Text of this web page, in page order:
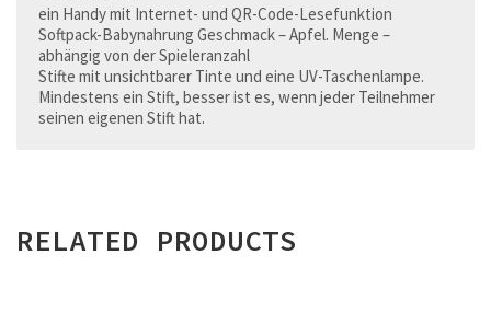
ein Handy mit Internet- und QR-Code-Lesefunktion
Softpack-Babynahrung Geschmack – Apfel. Menge –
abhängig von der Spieleranzahl
Stifte mit unsichtbarer Tinte und eine UV-Taschenlampe.
Mindestens ein Stift, besser ist es, wenn jeder Teilnehmer
seinen eigenen Stift hat.
RELATED PRODUCTS